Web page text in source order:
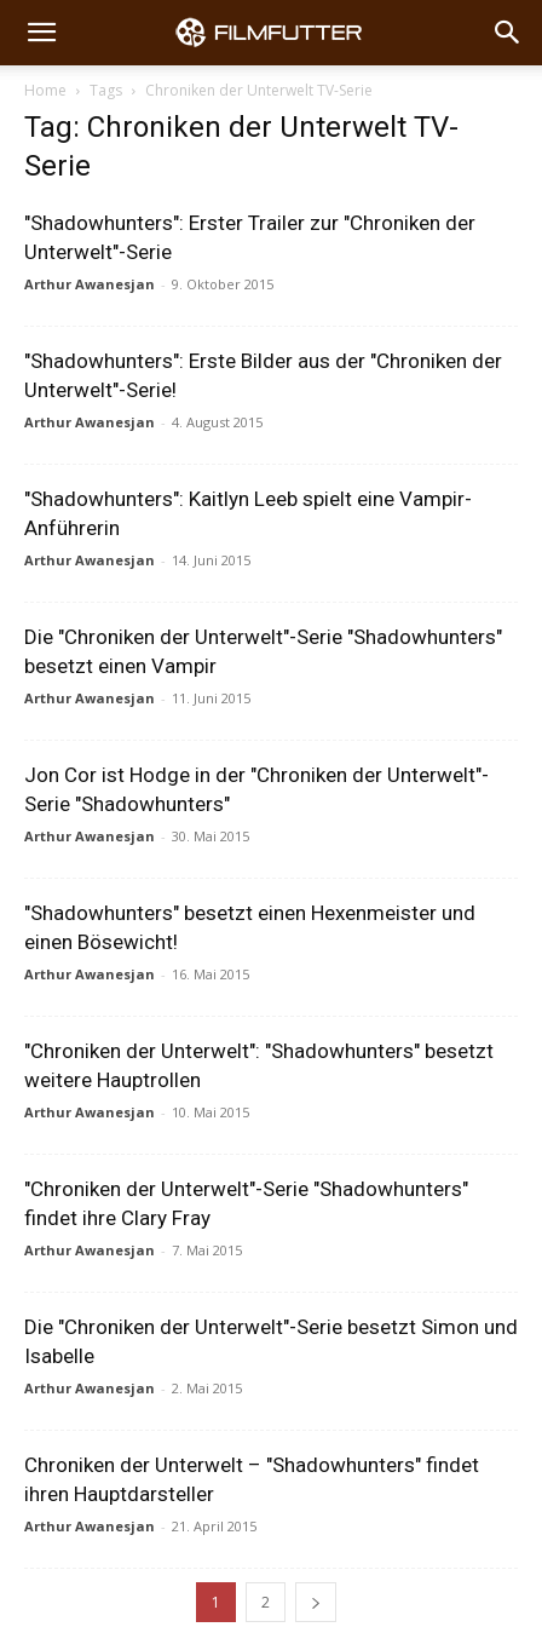
Home Tags Chroniken der Unterwelt TV-Serie
Tag: Chroniken der Unterwelt TV-
Serie
"Shadowhunters": Erster Trailer zur "Chroniken der
Unterwelt"-Serie
Arthur Awanesjan - 9. Oktober 2015
"Shadowhunters": Erste Bilder aus der "Chroniken der
Unterwelt"-Serie!
Arthur Awanesjan - 4. August 2015
"Shadowhunters": Kaitlyn Leeb spielt eine Vampir-
Anführerin
Arthur Awanesjan - 14. Juni 2015
Die "Chroniken der Unterwelt"-Serie "Shadowhunters"
besetzt einen Vampir
Arthur Awanesjan - 11. Juni 2015
Jon Cor ist Hodge in der "Chroniken der Unterwelt"-
Serie "Shadowhunters"
Arthur Awanesjan - 30. Mai 2015
"Shadowhunters" besetzt einen Hexenmeister und
einen Bösewicht!
Arthur Awanesjan - 16. Mai 2015
"Chroniken der Unterwelt": "Shadowhunters" besetzt
weitere Hauptrollen
Arthur Awanesjan - 10. Mai 2015
"Chroniken der Unterwelt"-Serie "Shadowhunters"
findet ihre Clary Fray
Arthur Awanesjan - 7. Mai 2015
Die "Chroniken der Unterwelt"-Serie besetzt Simon und
Isabelle
Arthur Awanesjan - 2. Mai 2015
Chroniken der Unterwelt – "Shadowhunters" findet
ihren Hauptdarsteller
Arthur Awanesjan - 21. April 2015
1 2